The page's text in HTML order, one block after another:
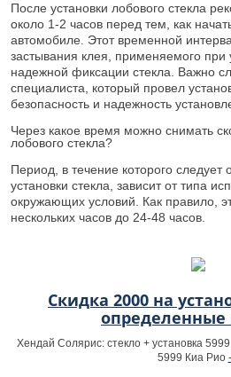
После установки лобового стекла
около 1-2 часов перед тем, как
автомобиле. Этот временной
застывания клея, применяемого при
надежной фиксации стекла. Важно
специалиста, который провел
безопасность и надежность
Через какое время можно снимать
лобового стекла?
Период, в течение которого следует
установки стекла, зависит от типа
окружающих условий. Как правило,
нескольких часов до 24-48 часов.
Скидка 2000 на
Хендай Солярис: стекло + установка
5999 Киа Рио